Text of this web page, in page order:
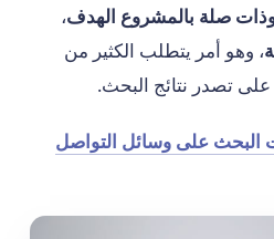
صلة بالمشروع الهدف،
، وهو أمر يتطلب الكثير من
على تصدر نتائج البحث.
على وسائل التواصل